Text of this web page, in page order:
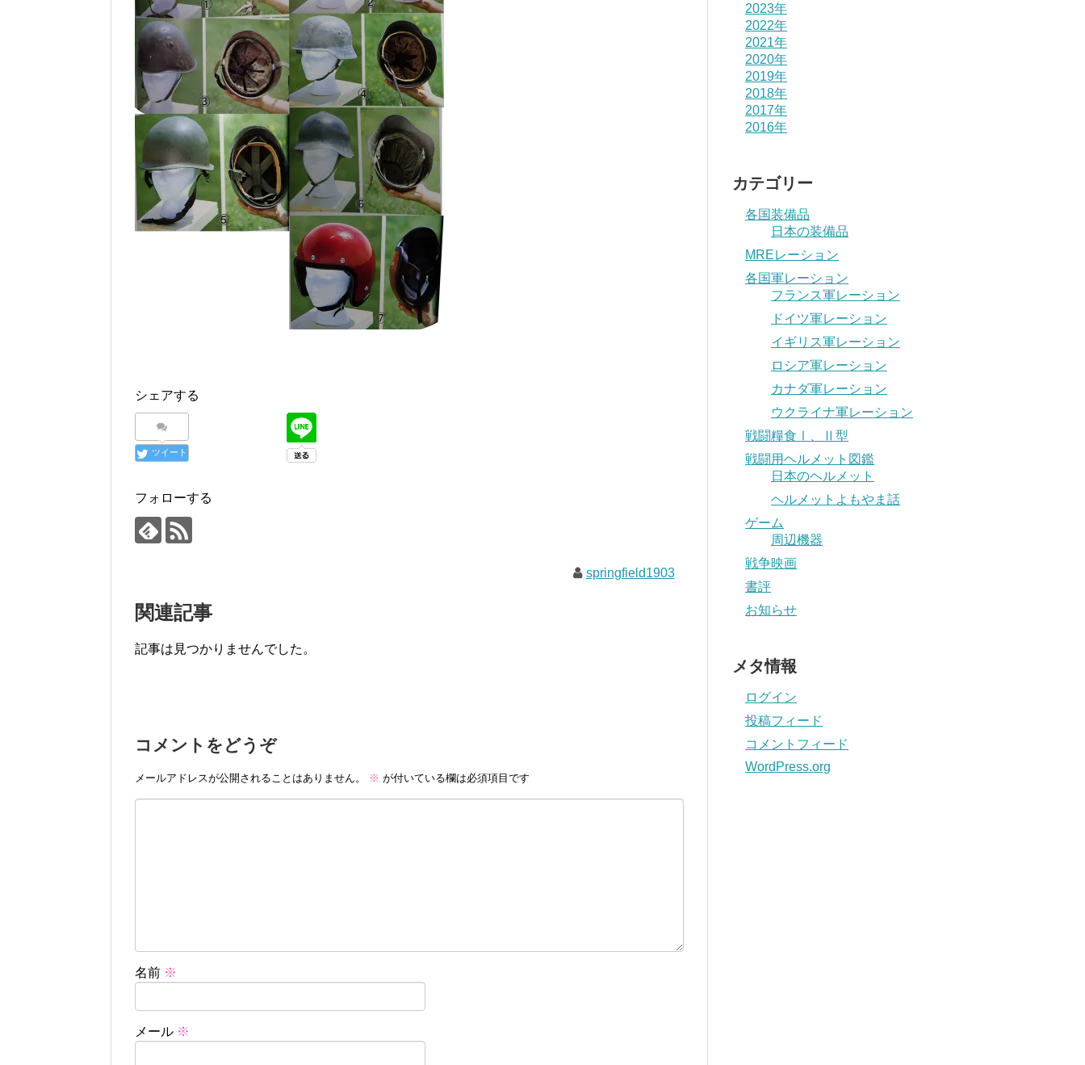
シェアする
ツイート
フォローする
springfield1903
関連記事
記事は見つかりませんでした。
コメントをどうぞ
メールアドレスが公開されることはありません。 ※ が付いている欄は必須項目です
名前 ※
メール ※
2023年
2022年
2021年
2020年
2019年
2018年
2017年
2016年
カテゴリー
各国装備品
日本の装備品
MREレーション
各国軍レーション
フランス軍レーション
ドイツ軍レーション
イギリス軍レーション
ロシア軍レーション
カナダ軍レーション
ウクライナ軍レーション
戦闘糧食Ⅰ、Ⅱ型
戦闘用ヘルメット図鑑
日本のヘルメット
ヘルメットよもやま話
ゲーム
周辺機器
戦争映画
書評
お知らせ
メタ情報
ログイン
投稿フィード
コメントフィード
WordPress.org